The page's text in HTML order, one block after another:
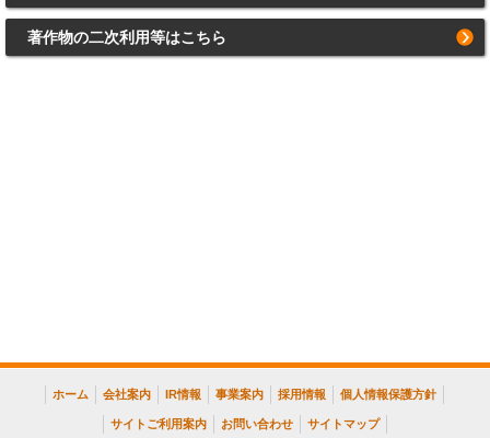
著作物の二次利用等はこちら
ホーム 会社案内 IR情報 事業案内 採用情報 個人情報保護方針
サイトご利用案内 お問い合わせ サイトマップ